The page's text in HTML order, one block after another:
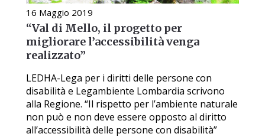
16 Maggio 2019
“Val di Mello, il progetto per
migliorare l’accessibilità venga
realizzato”
LEDHA-Lega per i diritti delle persone con
disabilità e Legambiente Lombardia scrivono
alla Regione. “Il rispetto per l’ambiente naturale
non può e non deve essere opposto al diritto
all’accessibilità delle persone con disabilità”